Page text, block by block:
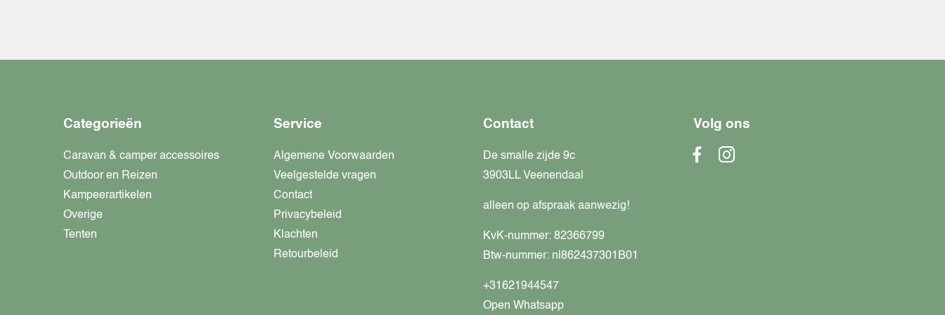
Categorieën
Caravan & camper accessoires
Outdoor en Reizen
Kampeerartikelen
Overige
Tenten
Service
Algemene Voorwaarden
Veelgestelde vragen
Contact
Privacybeleid
Klachten
Retourbeleid
Contact
De smalle zijde 9c
3903LL Veenendaal
alleen op afspraak aanwezig!
KvK-nummer: 82366799
Btw-nummer: nl862437301B01
+31621944547
Open Whatsapp
Volg ons